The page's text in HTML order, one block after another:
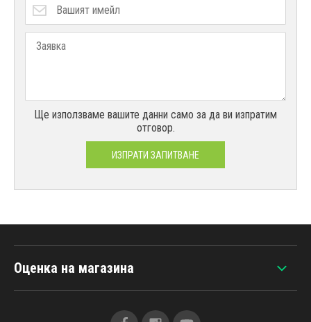
Ще използваме вашите данни само за да ви изпратим
отговор.
ИЗПРАТИ ЗАПИТВАНЕ
Оценка на магазина